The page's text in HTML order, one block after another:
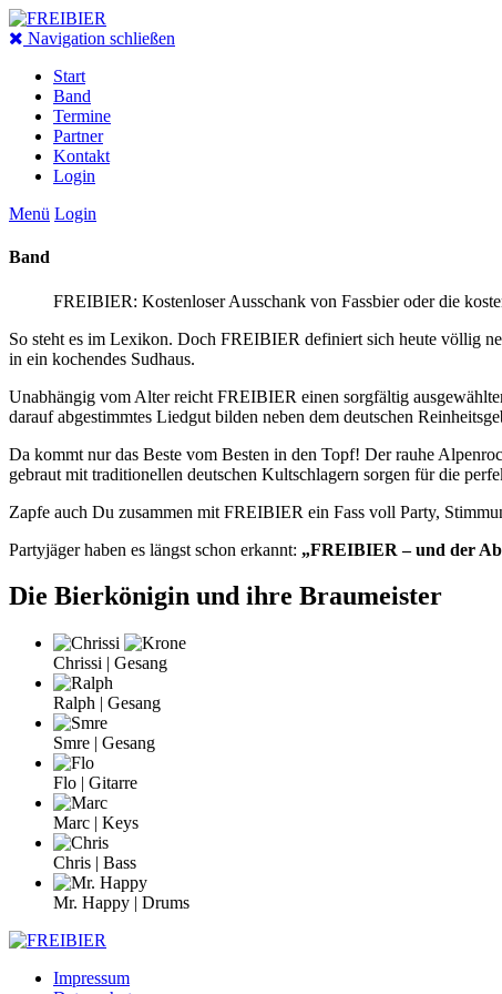
Navigation schließen
Start
Band
Termine
Partner
Kontakt
Login
Menü Login
Band
FREIBIER: Kostenloser Ausschank von Fassbier oder die
So steht es im Lexikon. Doch FREIBIER definiert sich heute völlig
in ein kochendes Sudhaus.
Unabhängig vom Alter reicht FREIBIER einen sorgfältig
darauf abgestimmtes Liedgut bilden neben dem deutschen
Da kommt nur das Beste vom Besten in den Topf! Der rauhe
gebraut mit traditionellen deutschen Kultschlagern sorgen für die
Zapfe auch Du zusammen mit FREIBIER ein Fass voll Party,
Partyjäger haben es längst schon erkannt: „FREIBIER – und der
Die Bierkönigin und ihre Braumeister
Chrissi | Gesang
Ralph | Gesang
Smre | Gesang
Flo | Gitarre
Marc | Keys
Chris | Bass
Mr. Happy | Drums
Impressum